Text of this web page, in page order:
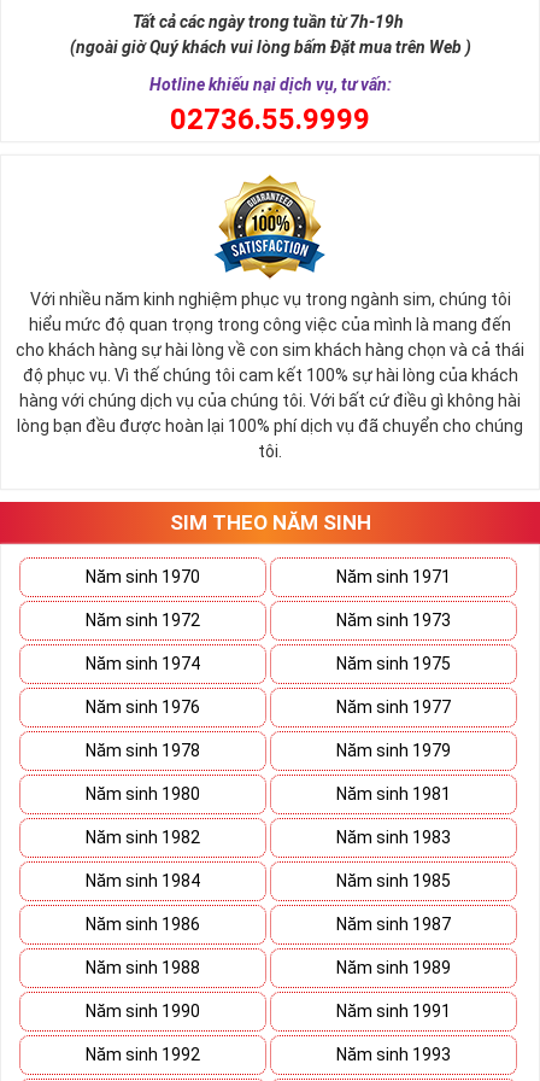
hồng mao. Bởi đây là con số đẹp nhất, quyền quý nhất trong tất cả
các số còn lại nó đại diện cho quyền lực, sức mạnh, sự kiêu hãnh
Sim Lục Quý 9 có ý nghĩa gì?
đạt, người có vị thế khẳng định tên tuổi, uy tín của mình trên
thương trường. Sở hữu sim số đẹp lục quý, sim lục quý 9 nói chung
sẽ giúp bạn xây dựng thương hiệu, tạo ấn tượng với đối tác kinh
doanh biến nó thành vũ khí sắc bén đánh bại mọi đối thủ cạnh
tranh trên bàn đàm phán.
Ý nghĩa Sim Lục Quý 9 được coi biểu trưng cho sức mạnh và quyền
lực của bậc đế vương. Việc kết hợp 6 con số 9 lại thành bộ lục quý
sẽ giúp chosim số đẹpgiàu ý nghĩa phong thủy thể hiện đẳng cấp,
địa vị và tiền tài.
Theo phong thủy đây còn là số sim kích tài, chiêu lộc đem đến
cuộc sống giàu sang phú quý cho mọi người. Bên cạnh đó số sim
còn là bùa hộ mệnh xua đuổi tà khí, vận hạn giúp cuộc sống bạn
luôn bình an và hạnh phúc.
Tại sao nên sở hữu Sim Lục Quý 9?
Tất cả các ngày trong tuần từ 7h-19h
(ngoài giờ Quý khách vui lòng bấm Đặt mua trên Web )
Hotline khiếu nại dịch vụ, tư vấn:
02736.55.9999
Với nhiều năm kinh nghiệm phục vụ trong ngành sim, chúng tôi
hiểu mức độ quan trọng trong công việc của mình là mang đến
cho khách hàng sự hài lòng về con sim khách hàng chọn và cả thái
độ phục vụ. Vì thế chúng tôi cam kết 100% sự hài lòng của khách
hàng với chúng dịch vụ của chúng tôi. Với bất cứ điều gì không hài
lòng bạn đều được hoàn lại 100% phí dịch vụ đã chuyển cho chúng
tôi.
SIM THEO NĂM SINH
Năm sinh 1970 Năm sinh 1971
Năm sinh 1972 Năm sinh 1973
Năm sinh 1974 Năm sinh 1975
Năm sinh 1976 Năm sinh 1977
Năm sinh 1978 Năm sinh 1979
Năm sinh 1980 Năm sinh 1981
Năm sinh 1982 Năm sinh 1983
Năm sinh 1984 Năm sinh 1985
Năm sinh 1986 Năm sinh 1987
Năm sinh 1988 Năm sinh 1989
Năm sinh 1990 Năm sinh 1991
Năm sinh 1992 Năm sinh 1993